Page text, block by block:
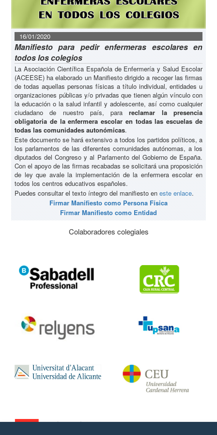
16/01/2020
Manifiesto para pedir enfermeras escolares en
todos los colegios
La Asociación Científica Española de Enfermería y Salud Escolar
(ACEESE) ha elaborado un Manifiesto dirigido a recoger las firmas
de todas aquellas personas físicas a título individual, entidades u
organizaciones públicas y/o privadas que tienen algún vínculo con
la educación o la salud infantil y adolescente, así como cualquier
ciudadano de nuestro país, parareclamar la presencia
obligatoria de la enfermera escolar en todas las escuelas de
todas las comunidades autonómicas.
Este documento se hará extensivo a todos los partidos políticos, a
los parlamentos de las diferentes comunidades autónomas, a los
diputados del Congreso y al Parlamento del Gobierno de España.
Con el apoyo de las firmas recabadas se solicitará una proposición
de ley que avale la implementación de la enfermera escolar en
todos los centros educativos españoles.
Puedes consultar el texto íntegro del manifiesto en este enlace.
Firmar Manifiesto como Persona Física
Firmar Manifiesto como Entidad
Colaboradores colegiales